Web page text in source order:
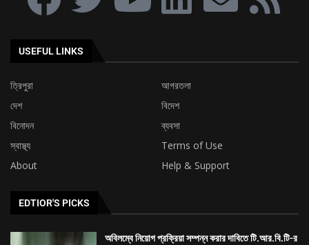
USEFUL LINKS
ত্রিপুরা
আগরতলা
দেশ
বিদেশ
বিনোদন
ব্যবসা
স্বাস্থ্য
Terms of Use
About
Help & Support
EDTIOR'S PICKS
অবিলম্বে নিয়োগ প্রক্রিয়া সম্পন্ন করার দাবিতে টি.আর.বি.টি-র